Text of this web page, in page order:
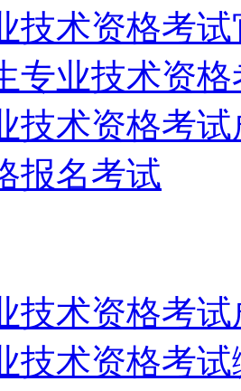
技术资格考
专业技术资
技术资格考
报名考试
技术资格考
技术资格考